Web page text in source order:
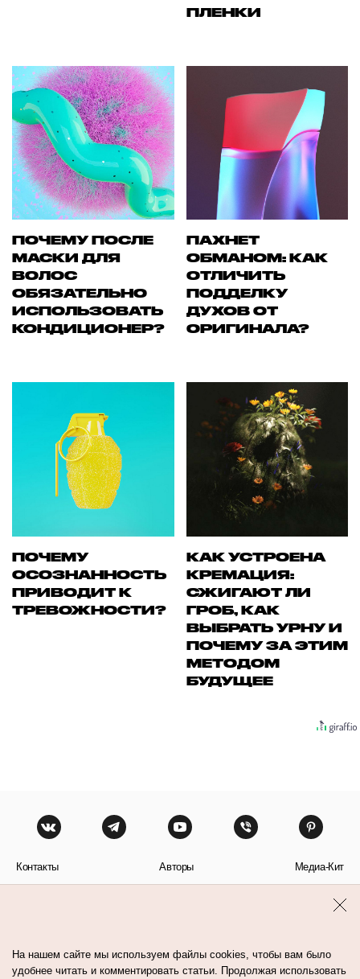
ПЛЕНКИ
ПОЧЕМУ ПОСЛЕ
МАСКИ ДЛЯ
ВОЛОС
ОБЯЗАТЕЛЬНО
ИСПОЛЬЗОВАТЬ
КОНДИЦИОНЕР?
ПАХНЕТ
ОБМАНОМ: КАК
ОТЛИЧИТЬ
ПОДДЕЛКУ
ДУХОВ ОТ
ОРИГИНАЛА?
ПОЧЕМУ
ОСОЗНАННОСТЬ
ПРИВОДИТ К
ТРЕВОЖНОСТИ?
КАК УСТРОЕНА
КРЕМАЦИЯ:
СЖИГАЮТ ЛИ
ГРОБ, КАК
ВЫБРАТЬ УРНУ И
ПОЧЕМУ ЗА ЭТИМ
МЕТОДОМ
БУДУЩЕЕ
Контакты Авторы Медиа-Кит
На нашем сайте мы используем файлы cookies, чтобы вам было
удобнее читать и комментировать статьи. Продолжая использовать